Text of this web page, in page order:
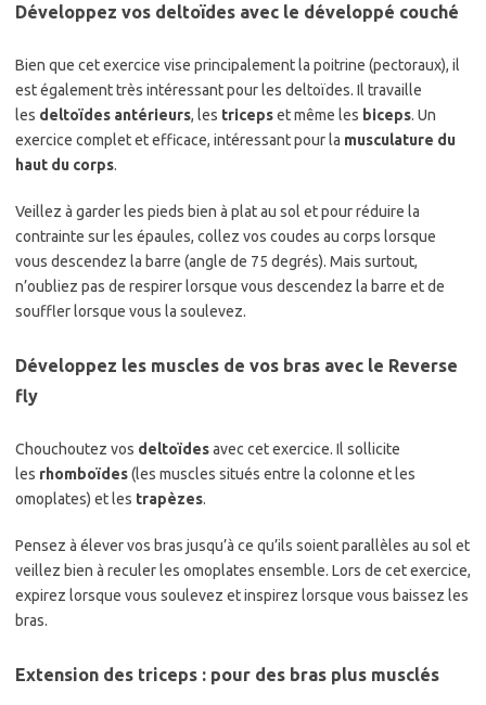
Développez vos deltoïdes avec le développé couché
Bien que cet exercice vise principalement la poitrine (pectoraux), il
est également très intéressant pour les deltoïdes. Il travaille
les deltoïdes antérieurs, les tricepset même les biceps. Un
exercice complet et efficace, intéressant pour la musculature du
haut du corps.
Veillez à garder les pieds bien à plat au sol et pour réduire la
contrainte sur les épaules, collez vos coudes au corps lorsque
vous descendez la barre (angle de 75 degrés). Mais surtout,
n’oubliez pas de respirer lorsque vous descendez la barre et de
souffler lorsque vous la soulevez.
Développez les muscles de vos bras avec le Reverse
fly
Chouchoutez vos deltoïdesavec cet exercice. Il sollicite
les rhomboïdes(les muscles situés entre la colonne et les
omoplates) et les trapèzes.
Pensez à élever vos bras jusqu’à ce qu’ils soient parallèles au sol et
veillez bien à reculer les omoplates ensemble. Lors de cet exercice,
expirez lorsque vous soulevez et inspirez lorsque vous baissez les
bras.
Extension des triceps : pour des bras plus musclés